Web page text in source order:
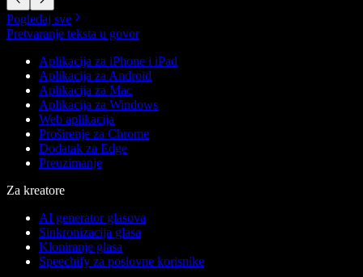
Pogledaj sve
Pretvaranje teksta u govor
Aplikacija za iPhone i iPad
Aplikacija za Android
Aplikacija za Mac
Aplikacija za Windows
Web aplikacija
Proširenje za Chrome
Dodatak za Edge
Preuzimanje
Za kreatore
AI generator glasova
Sinkronizacija glasa
Kloniranje glasa
Speechify za poslovne korisnike